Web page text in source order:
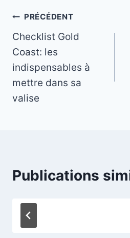
Navigation
de
l’article
PRÉCÉDENT
Checklist Gold
Coast: les
indispensables à
mettre dans sa
valise
Publications